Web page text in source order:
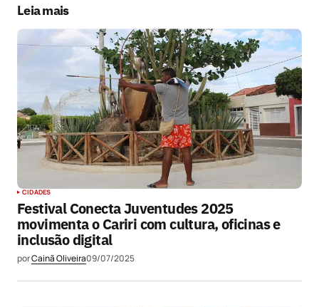
Submit Comment
Leia mais
CIDADES
Festival Conecta Juventudes 2025
movimenta o Cariri com cultura, oficinas e
inclusão digital
porCainã Oliveira09/07/2025